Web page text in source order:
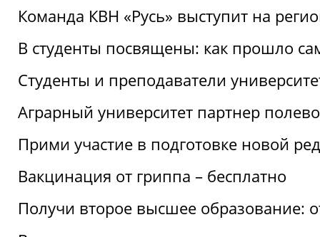
Команда КВН «Русь» выступит на
В студенты посвящены: как прошло
Студенты и преподаватели
Аграрный университет партнер
Прими участие в подготовке новой
Вакцинация от гриппа – бесплатно
Получи второе высшее образование: